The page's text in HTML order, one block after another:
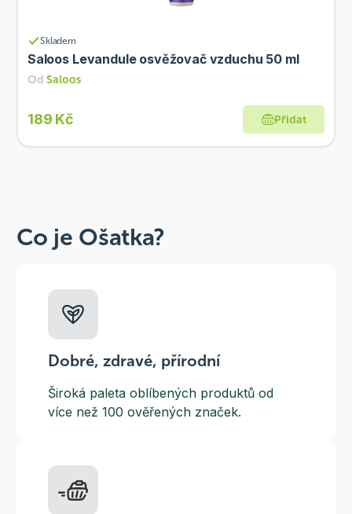
Skladem
Saloos Levandule osvěžovač vzduchu 50 ml
Od Saloos
189 Kč Přidat
Co je Ošatka?
Dobré, zdravé, přírodní
Široká paleta oblíbených produktů od
více než 100 ověřených značek.